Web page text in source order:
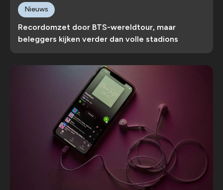
Recordomzet door BTS-wereldtour, maar
beleggers kijken verder dan volle stadions
Nieuws